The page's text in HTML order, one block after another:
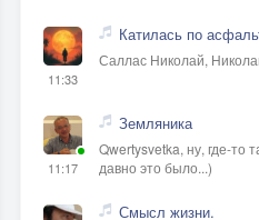
11:33
Катилась по
Саллас Николай,
11:17
Земляника
Qwertysvetka, ну, где-то
давно это было...)
Смысл жизни.